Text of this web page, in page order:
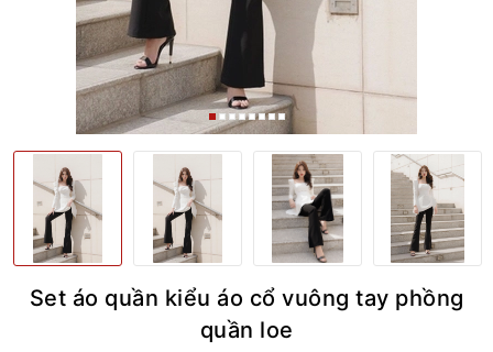
Set áo quần kiểu áo cổ vuông tay phồng
quần loe